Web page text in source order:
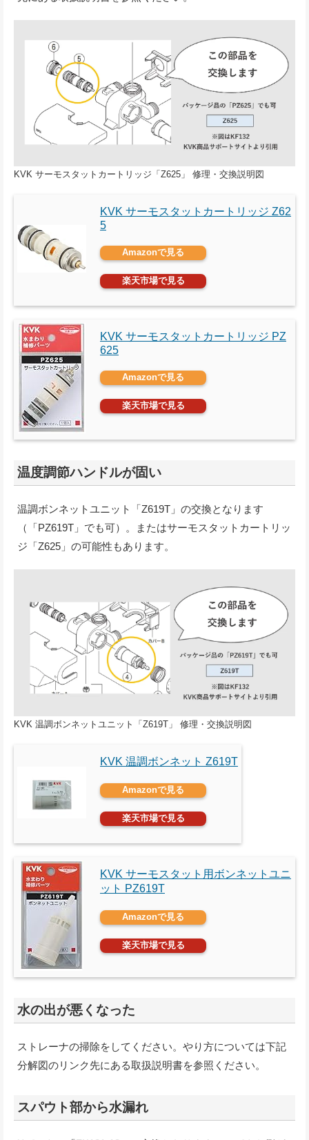
KVK サーモスタットカートリッジ「Z625」 修理・交換説明図
KVK サーモスタットカートリッジ Z62
5
Amazonで見る
楽天市場で見る
KVK サーモスタットカートリッジ PZ
625
Amazonで見る
楽天市場で見る
温度調節ハンドルが固い
温調ボンネットユニット「Z619T」の交換となります
（「PZ619T」でも可）。またはサーモスタットカートリッ
ジ「Z625」の可能性もあります。
KVK 温調ボンネットユニット「Z619T」 修理・交換説明図
KVK 温調ボンネット Z619T
Amazonで見る
楽天市場で見る
KVK サーモスタット用ボンネットユニ
ット PZ619T
Amazonで見る
楽天市場で見る
水の出が悪くなった
ストレーナの掃除をしてください。やり方については下記
分解図のリンク先にある取扱説明書を参照ください。
スパウト部から水漏れ